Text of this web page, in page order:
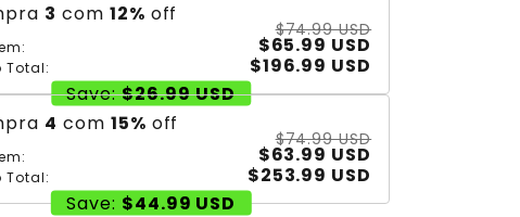
3 com 12% off
$74.99 USD
$65.99 USD
Total:
$196.99 USD
Save: $26.99 USD
4 com 15% off
$74.99 USD
$63.99 USD
Total:
$253.99 USD
Save: $44.99 USD